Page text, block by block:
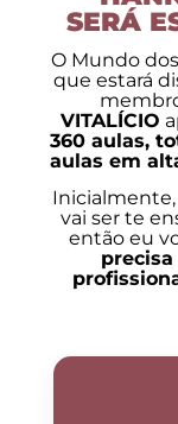
SERÁ
O Mundo
que estará
VITALÍCIO
360 aulas,
aulas em
vai ser te
então eu